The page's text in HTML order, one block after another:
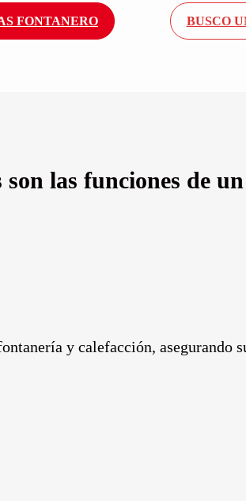
FONTANERO BUSCO
son las funciones de
y calefacción, asegurando